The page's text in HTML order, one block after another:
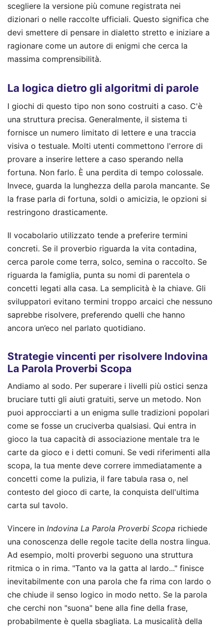
scegliere la versione più comune registrata nei
dizionari o nelle raccolte ufficiali. Questo significa che
devi smettere di pensare in dialetto stretto e iniziare a
ragionare come un autore di enigmi che cerca la
massima comprensibilità.
La logica dietro gli algoritmi di parole
I giochi di questo tipo non sono costruiti a caso. C'è
una struttura precisa. Generalmente, il sistema ti
fornisce un numero limitato di lettere e una traccia
visiva o testuale. Molti utenti commettono l'errore di
provare a inserire lettere a caso sperando nella
fortuna. Non farlo. È una perdita di tempo colossale.
Invece, guarda la lunghezza della parola mancante. Se
la frase parla di fortuna, soldi o amicizia, le opzioni si
restringono drasticamente.
Il vocabolario utilizzato tende a preferire termini
concreti. Se il proverbio riguarda la vita contadina,
cerca parole come terra, solco, semina o raccolto. Se
riguarda la famiglia, punta su nomi di parentela o
concetti legati alla casa. La semplicità è la chiave. Gli
sviluppatori evitano termini troppo arcaici che nessuno
saprebbe risolvere, preferendo quelli che hanno
ancora un’eco nel parlato quotidiano.
Strategie vincenti per risolvere Indovina
La Parola Proverbi Scopa
Andiamo al sodo. Per superare i livelli più ostici senza
bruciare tutti gli aiuti gratuiti, serve un metodo. Non
puoi approcciarti a un enigma sulle tradizioni popolari
come se fosse un cruciverba qualsiasi. Qui entra in
gioco la tua capacità di associazione mentale tra le
carte da gioco e i detti comuni. Se vedi riferimenti alla
scopa, la tua mente deve correre immediatamente a
concetti come la pulizia, il fare tabula rasa o, nel
contesto del gioco di carte, la conquista dell'ultima
carta sul tavolo.
Vincere in Indovina La Parola Proverbi Scopa richiede
una conoscenza delle regole tacite della nostra lingua.
Ad esempio, molti proverbi seguono una struttura
ritmica o in rima. "Tanto va la gatta al lardo..." finisce
inevitabilmente con una parola che fa rima con lardo o
che chiude il senso logico in modo netto. Se la parola
che cerchi non "suona" bene alla fine della frase,
probabilmente è quella sbagliata. La musicalità della